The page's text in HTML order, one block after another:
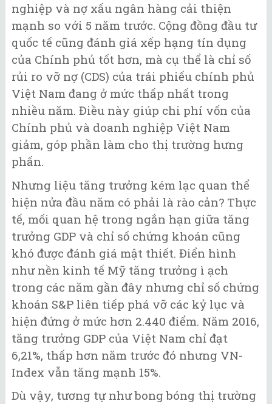
nghiệp và nợ xấu ngân hàng cải thiện
mạnh so với 5 năm trước. Cộng đồng đầu tư
quốc tế cũng đánh giá xếp hạng tín dụng
của Chính phủ tốt hơn, mà cụ thể là chỉ số
rủi ro vỡ nợ (CDS) của trái phiếu chính phủ
Việt Nam đang ở mức thấp nhất trong
nhiều năm. Điều này giúp chi phí vốn của
Chính phủ và doanh nghiệp Việt Nam
giảm, góp phần làm cho thị trường hưng
phấn.
Nhưng liệu tăng trưởng kém lạc quan thể
hiện nửa đầu năm có phải là rào cản? Thực
tế, mối quan hệ trong ngắn hạn giữa tăng
trưởng GDP và chỉ số chứng khoán cũng
khó được đánh giá mật thiết. Điển hình
như nền kinh tế Mỹ tăng trưởng ì ạch
trong các năm gần đây nhưng chỉ số chứng
khoán S&P liên tiếp phá vỡ các kỷ lục và
hiện đứng ở mức hơn 2.440 điểm. Năm 2016,
tăng trưởng GDP của Việt Nam chỉ đạt
6,21%, thấp hơn năm trước đó nhưng VN-
Index vẫn tăng mạnh 15%.
Dù vậy, tương tự như bong bóng thị trường